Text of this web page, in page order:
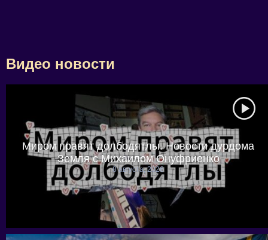
Видео новости
Миром правят долбодятлы. Новости дурдома
Земля с Михаилом Онуфриенко
8 августа, 2026